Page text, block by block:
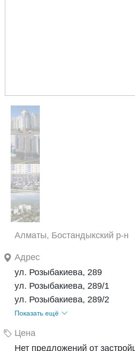
Алматы, Бостандыкский р-н
Адрес
ул. Розыбакиева, 289
ул. Розыбакиева, 289/1
ул. Розыбакиева, 289/2
Показать ещё
Цена
Нет предложений от